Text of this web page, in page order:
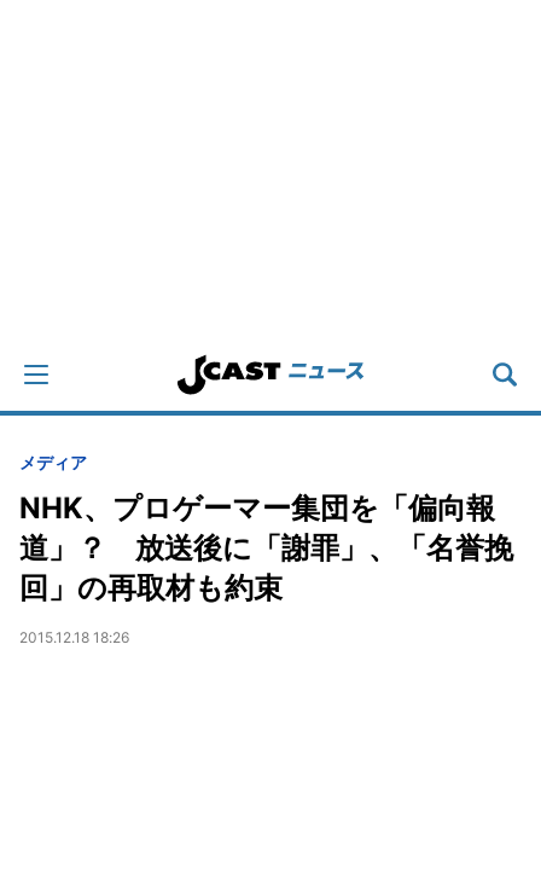
メディア
NHK、プロゲーマー集団を「偏向報
道」？ 放送後に「謝罪」、「名誉挽
回」の再取材も約束
2015.12.18 18:26